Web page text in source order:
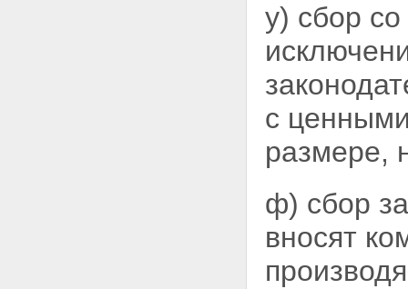
у) сбор
с
размере,
ф) сбор
вносят